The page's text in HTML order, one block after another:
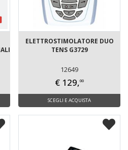
ELETTROSTIMOLATORE DUO
TENS G3729
12649
€ 129,00
SCEGLI E ACQUISTA